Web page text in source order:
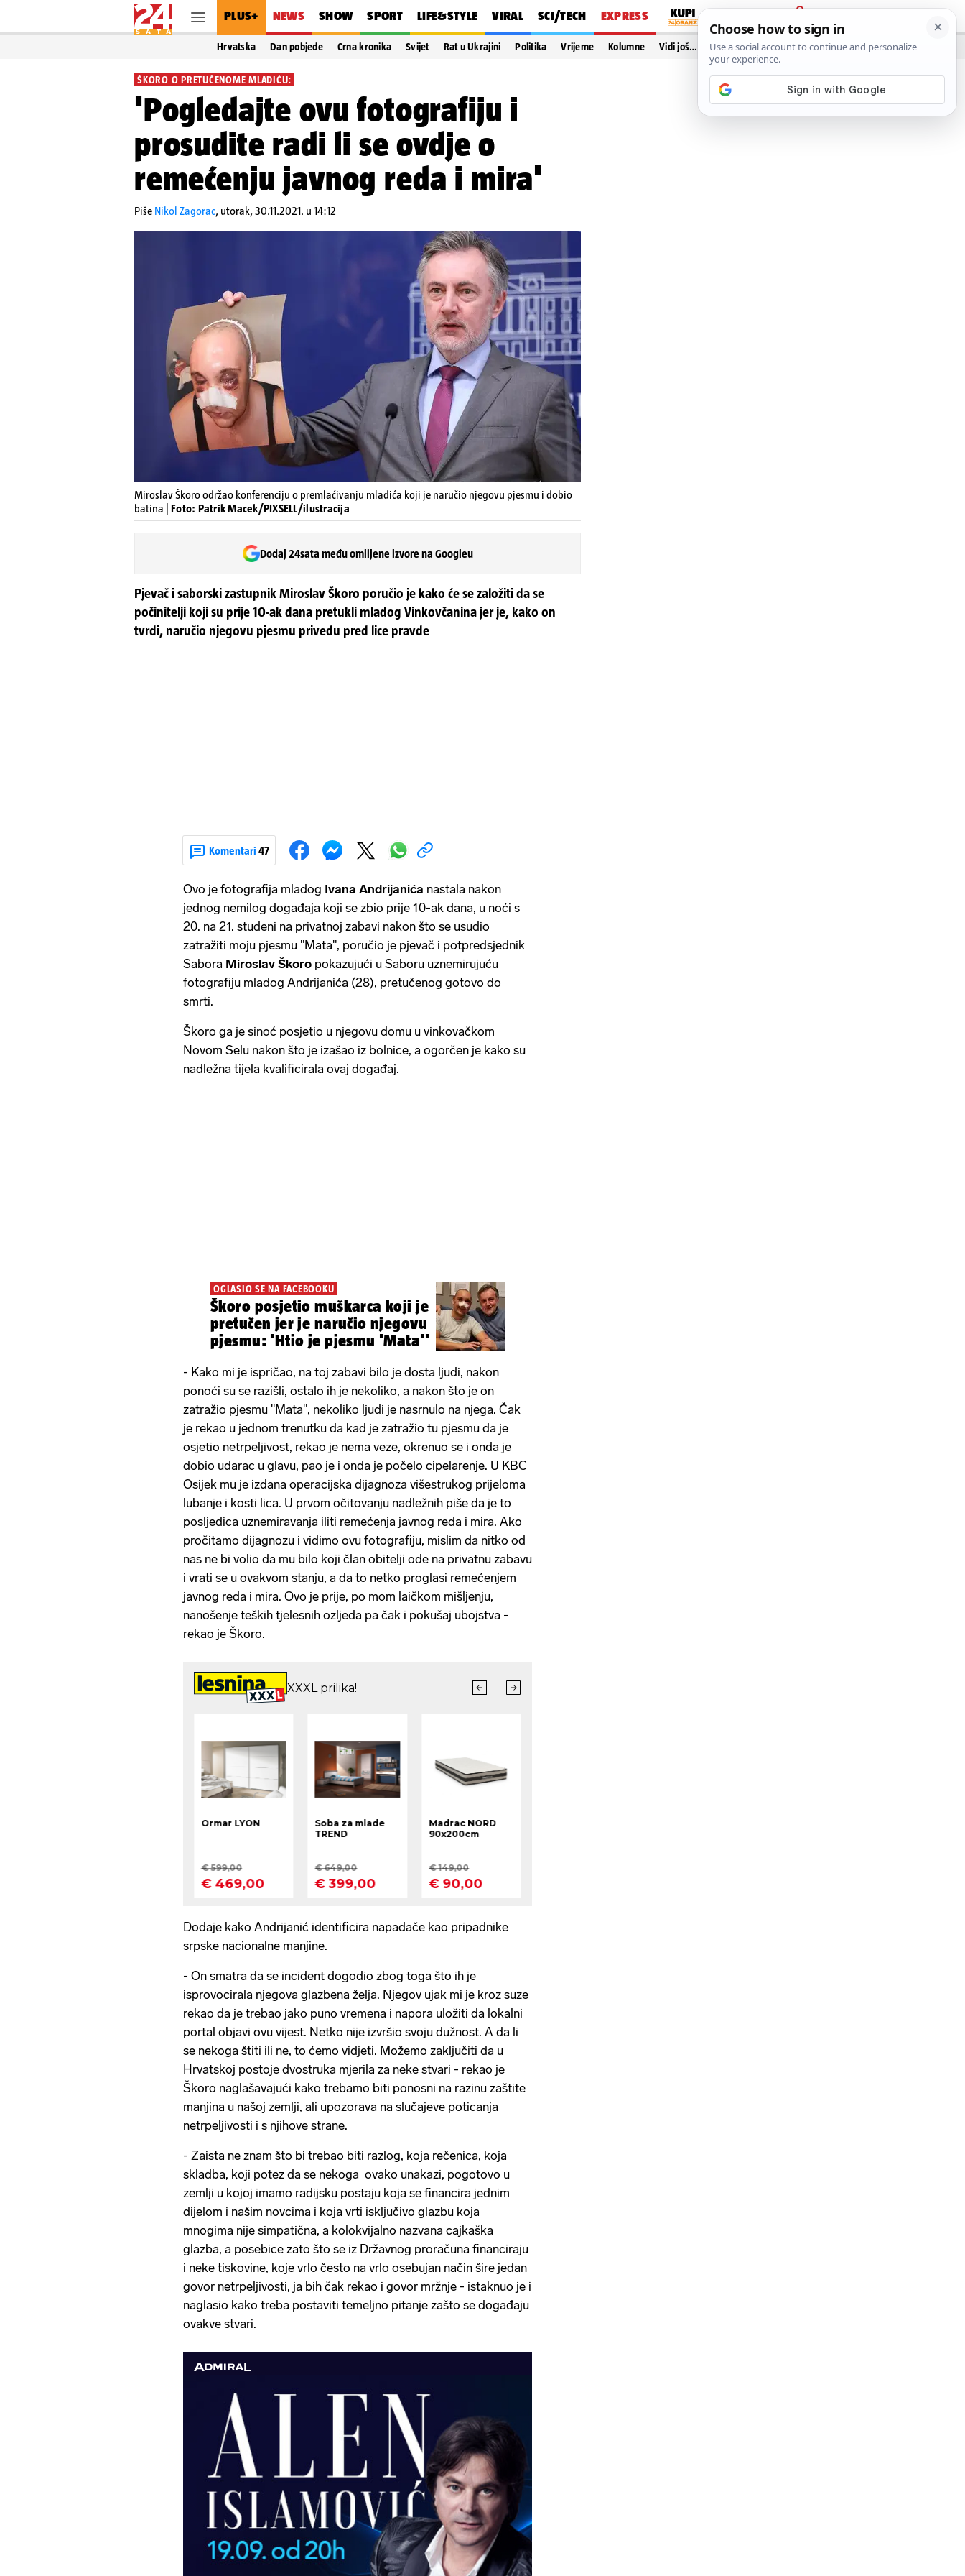
PLUS+ NEWS SHOW SPORT LIFE&STYLE VIRAL SCI/TECH EXPRESS
PRIJAVA
Hrvatska Dan pobjede Crna kronika Svijet Rat u Ukrajini Politika Vrijeme Kolumne Vidi još…
ŠKORO O PRETUČENOME MLADIĆU:
'Pogledajte ovu fotografiju i
prosudite radi li se ovdje o
remećenju javnog reda i mira'
Piše Nikol Zagorac, utorak, 30.11.2021. u 14:12
Miroslav Škoro održao konferenciju o premlaćivanju mladića koji je naručio njegovu pjesmu i dobio
batina | Foto: Patrik Macek/PIXSELL/ilustracija
Dodaj 24sata među omiljene izvore na Googleu
Pjevač i saborski zastupnik Miroslav Škoro poručio je kako će se založiti da se
počinitelji koji su prije 10-ak dana pretukli mladog Vinkovčanina jer je, kako on
tvrdi, naručio njegovu pjesmu privedu pred lice pravde
Komentari 47
Ovo je fotografija mladog Ivana Andrijanića nastala nakon
jednog nemilog događaja koji se zbio prije 10-ak dana, u noći s
20. na 21. studeni na privatnoj zabavi nakon što se usudio
zatražiti moju pjesmu "Mata", poručio je pjevač i potpredsjednik
Sabora Miroslav Škoro pokazujući u Saboru uznemirujuću
fotografiju mladog Andrijanića (28), pretučenog gotovo do
smrti.
Škoro ga je sinoć posjetio u njegovu domu u vinkovačkom
Novom Selu nakon što je izašao iz bolnice, a ogorčen je kako su
nadležna tijela kvalificirala ovaj događaj.
OGLASIO SE NA FACEBOOKU
Škoro posjetio muškarca koji je
pretučen jer je naručio njegovu
pjesmu: 'Htio je pjesmu 'Mata''
- Kako mi je ispričao, na toj zabavi bilo je dosta ljudi, nakon
ponoći su se razišli, ostalo ih je nekoliko, a nakon što je on
zatražio pjesmu "Mata", nekoliko ljudi je nasrnulo na njega. Čak
je rekao u jednom trenutku da kad je zatražio tu pjesmu da je
osjetio netrpeljivost, rekao je nema veze, okrenuo se i onda je
dobio udarac u glavu, pao je i onda je počelo cipelarenje. U KBC
Osijek mu je izdana operacijska dijagnoza višestrukog prijeloma
lubanje i kosti lica. U prvom očitovanju nadležnih piše da je to
posljedica uznemiravanja iliti remećenja javnog reda i mira. Ako
pročitamo dijagnozu i vidimo ovu fotografiju, mislim da nitko od
nas ne bi volio da mu bilo koji član obitelji ode na privatnu zabavu
i vrati se u ovakvom stanju, a da to netko proglasi remećenjem
javnog reda i mira. Ovo je prije, po mom laičkom mišljenju,
nanošenje teških tjelesnih ozljeda pa čak i pokušaj ubojstva -
rekao je Škoro.
Dodaje kako Andrijanić identificira napadače kao pripadnike
srpske nacionalne manjine.
- On smatra da se incident dogodio zbog toga što ih je
isprovocirala njegova glazbena želja. Njegov ujak mi je kroz suze
rekao da je trebao jako puno vremena i napora uložiti da lokalni
portal objavi ovu vijest. Netko nije izvršio svoju dužnost. A da li
se nekoga štiti ili ne, to ćemo vidjeti. Možemo zaključiti da u
Hrvatskoj postoje dvostruka mjerila za neke stvari - rekao je
Škoro naglašavajući kako trebamo biti ponosni na razinu zaštite
manjina u našoj zemlji, ali upozorava na slučajeve poticanja
netrpeljivosti i s njihove strane.
- Zaista ne znam što bi trebao biti razlog, koja rečenica, koja
skladba, koji potez da se nekoga ovako unakazi, pogotovo u
zemlji u kojoj imamo radijsku postaju koja se financira jednim
dijelom i našim novcima i koja vrti isključivo glazbu koja
mnogima nije simpatična, a kolokvijalno nazvana cajkaška
glazba, a posebice zato što se iz Državnog proračuna financiraju
i neke tiskovine, koje vrlo često na vrlo osebujan način šire jedan
govor netrpeljivosti, ja bih čak rekao i govor mržnje - istaknuo je i
naglasio kako treba postaviti temeljno pitanje zašto se događaju
ovakve stvari.